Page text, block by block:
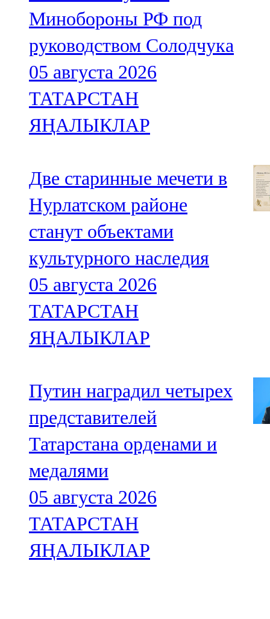
Минобороны РФ под
руководством Солодчука
05 августа 2026
ТАТАРСТАН
ЯҢАЛЫКЛАР
Две старинные мечети в
Нурлатском районе
станут объектами
культурного наследия
05 августа 2026
ТАТАРСТАН
ЯҢАЛЫКЛАР
Путин наградил четырех
представителей
Татарстана орденами и
медалями
05 августа 2026
ТАТАРСТАН
ЯҢАЛЫКЛАР